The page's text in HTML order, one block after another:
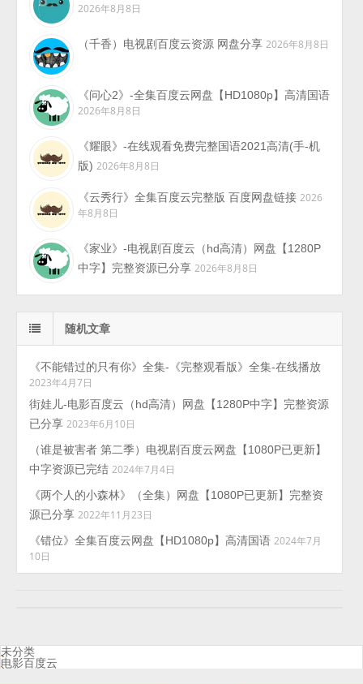
2026年8月8日
（千香）电视剧百度云资源 网盘分享 2026年8月8日
《问心2》-全集百度云网盘【HD1080p】高清国语
2026年8月8日
《耀眼》-在线观看免费完整国语2021高清(手-机
版) 2026年8月8日
《云秀行》全集百度云完整版 百度网盘链接 2026
年8月8日
《家业》-电视剧百度云（hd高清）网盘【1280P
中字】完整资源已分享 2026年8月8日
随机文章
《不能错过的只有你》全集-《完整观看版》全集-在线播放
2023年4月7日
街娃儿-电影百度云（hd高清）网盘【1280P中字】完整资源
已分享 2023年6月10日
（谁是被害者 第二季）电视剧百度云网盘【1080P已更新】
中字资源已完结 2024年7月4日
《两个人的小森林》（全集）网盘【1080P已更新】完整资
源已分享 2022年11月23日
《错位》全集百度云网盘【HD1080p】高清国语 2024年7月
10日
未分类
电影百度云